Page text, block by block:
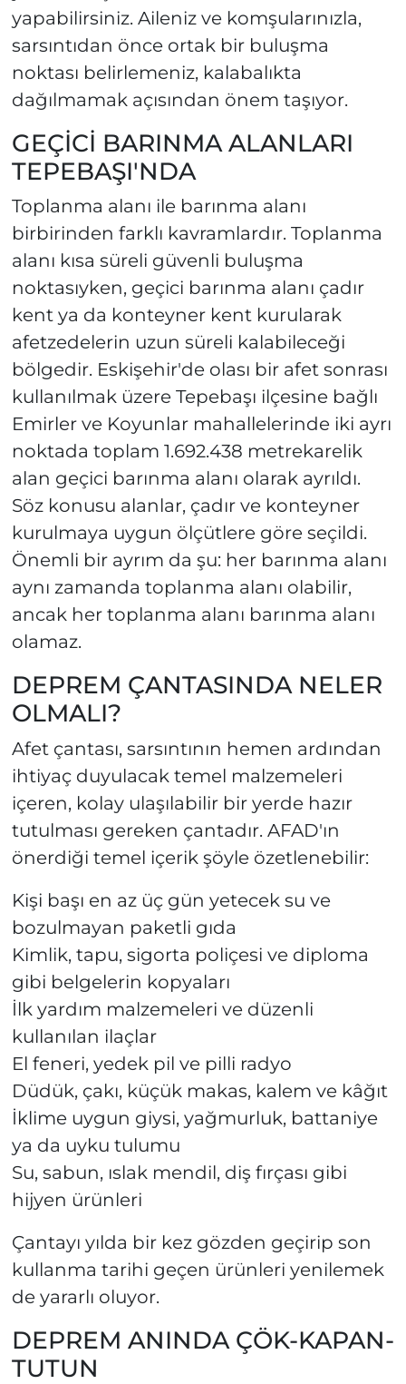
yapabilirsiniz. Aileniz ve komşularınızla,
sarsıntıdan önce ortak bir buluşma
noktası belirlemeniz, kalabalıkta
dağılmamak açısından önem taşıyor.
GEÇİCİ BARINMA ALANLARI
TEPEBAŞI'NDA
Toplanma alanı ile barınma alanı
birbirinden farklı kavramlardır. Toplanma
alanı kısa süreli güvenli buluşma
noktasıyken, geçici barınma alanı çadır
kent ya da konteyner kent kurularak
afetzedelerin uzun süreli kalabileceği
bölgedir. Eskişehir'de olası bir afet sonrası
kullanılmak üzere Tepebaşı ilçesine bağlı
Emirler ve Koyunlar mahallelerinde iki ayrı
noktada toplam 1.692.438 metrekarelik
alan geçici barınma alanı olarak ayrıldı.
Söz konusu alanlar, çadır ve konteyner
kurulmaya uygun ölçütlere göre seçildi.
Önemli bir ayrım da şu: her barınma alanı
aynı zamanda toplanma alanı olabilir,
ancak her toplanma alanı barınma alanı
olamaz.
DEPREM ÇANTASINDA NELER
OLMALI?
Afet çantası, sarsıntının hemen ardından
ihtiyaç duyulacak temel malzemeleri
içeren, kolay ulaşılabilir bir yerde hazır
tutulması gereken çantadır. AFAD'ın
önerdiği temel içerik şöyle özetlenebilir:
Kişi başı en az üç gün yetecek su ve
bozulmayan paketli gıda
Kimlik, tapu, sigorta poliçesi ve diploma
gibi belgelerin kopyaları
İlk yardım malzemeleri ve düzenli
kullanılan ilaçlar
El feneri, yedek pil ve pilli radyo
Düdük, çakı, küçük makas, kalem ve kâğıt
İklime uygun giysi, yağmurluk, battaniye
ya da uyku tulumu
Su, sabun, ıslak mendil, diş fırçası gibi
hijyen ürünleri
Çantayı yılda bir kez gözden geçirip son
kullanma tarihi geçen ürünleri yenilemek
de yararlı oluyor.
DEPREM ANINDA ÇÖK-KAPAN-
TUTUN